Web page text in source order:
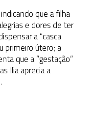
que a filha
e dores de ter
a “casca
primeiro útero; a
que a “gestação”
Ilia aprecia a